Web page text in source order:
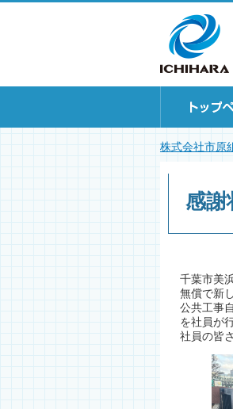
株式会社市原
感謝
千葉市美
無償で新
公共工事
を社員が
社員の皆